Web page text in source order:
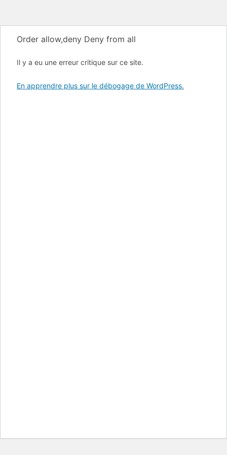
Order allow,deny Deny from all
Il y a eu une erreur critique sur ce site.
En apprendre plus sur le débogage de WordPress.